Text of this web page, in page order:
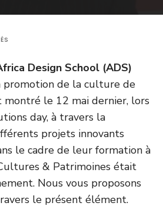
Design School (ADS)
promotion de la culture de
montré le 12 mai dernier, lors
day, à travers la
projets innovants
le cadre de leur formation à
& Patrimoines était
Nous vous proposons
le présent élément.